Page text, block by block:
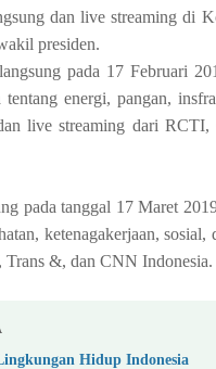
dan live streaming
presiden.
pada 17 Februari
energi, pangan,
live streaming dari
pada tanggal 17 Maret
ketenagakerjaan,
Trans &, dan CNN Indonesia.
Hidup Indonesia